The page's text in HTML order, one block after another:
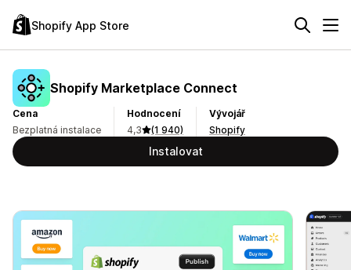
Shopify App Store
Shopify Marketplace Connect
Cena
Bezplatná instalace
Hodnocení
4,3
(1 940)
Vývojář
Shopify
Instalovat